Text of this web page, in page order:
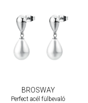
BROSWAY
Perfect acél fülbevaló